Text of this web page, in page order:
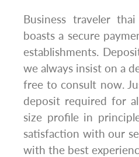
Business traveler
boasts a secure
establishments.
we always insist on a
free to consult now.
deposit required for
size profile in
satisfaction with our
with the best